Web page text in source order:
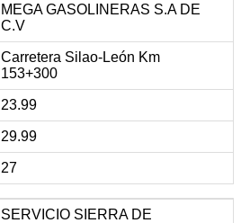
MEGA GASOLINERAS S.A DE
C.V
Carretera Silao-León Km
153+300
23.99
29.99
27
SERVICIO SIERRA DE